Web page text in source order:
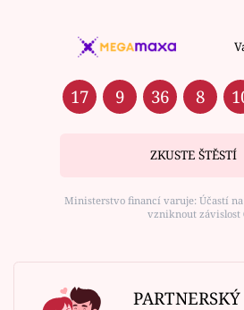
17 9 36 8
ZKUSTE ŠTĚSTÍ
Ministerstvo financí varuje: Účastí
vzniknout